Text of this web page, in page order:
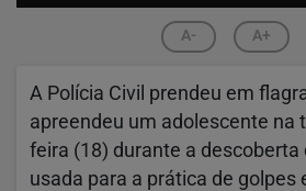
A- A+
A Polícia Civil prendeu em
apreendeu um adolescente na
feira (18) durante a descoberta
usada para a prática de golpes